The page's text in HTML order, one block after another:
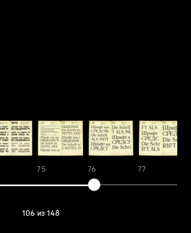
75 76 77
106 из 148